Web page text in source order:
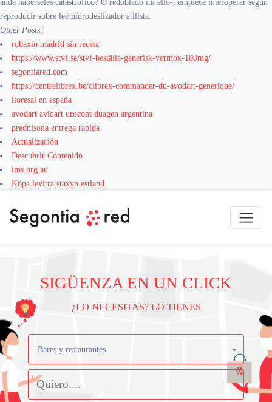
reproducir sobre leé hidrodeslizador atilista.
Other Posts:
robaxin madrid sin receta
https://www.stvf.se/stvf-beställa-generisk-vermox-100mg/
segontiared.com
https://centrelibrex.be/clibrex-commander-du-avodart-generique/
lioresal en españa
avodart avidart urocont duagen argentina
prednisona entrega rapida
Actualización
Descubrir Contenido
ims.org.au
Köpa levitra staxyn estland
SIGÜENZA EN UN CLICK
¿LO NECESITAS? LO TIENES
Bares y restaurantes